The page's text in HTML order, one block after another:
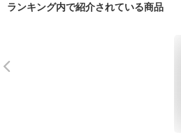
ランキング内で紹介されている商品